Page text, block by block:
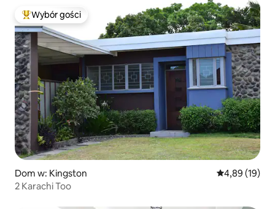
Najpopularniejsze z kategorii Wybór gości
Wybór gości
Dom w: Kingston Średnia
4,89 (19)
2 Karachi Too